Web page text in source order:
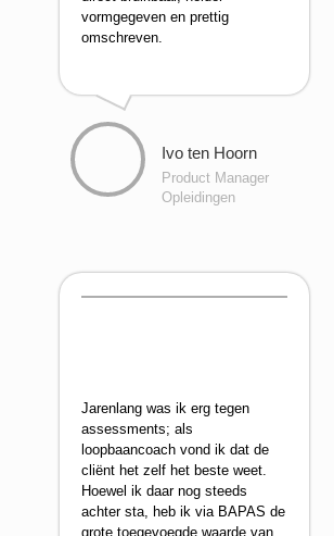
vormgegeven en prettig
omschreven.
Ivo ten Hoorn
Product Manager
Opleidingen
Jarenlang was ik erg tegen
assessments; als
loopbaancoach vond ik dat de
cliënt het zelf het beste weet.
Hoewel ik daar nog steeds
achter sta, heb ik via BAPAS de
grote toegevoegde waarde van